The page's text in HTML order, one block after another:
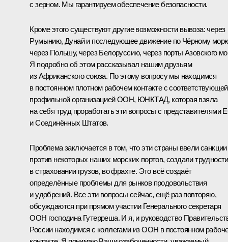
с зерном. Мы гарантируем обеспечение безопасности.
Кроме этого существуют другие возможности вывоза: через
Румынию, Дунай и последующее движение по Чёрному
через Польшу, через Белоруссию, через порты Азовского
Я подробно об этом рассказывал нашим друзьям
из Африканского союза. По этому вопросу мы находимся
в постоянном плотном рабочем контакте с соответствующей
профильной организацией ООН, ЮНКТАД, которая взяла
на себя труд проработать эти вопросы с представителями
и Соединённых Штатов.
Проблема заключается в том, что эти страны ввели санкции
против некоторых наших морских портов, создали трудности
в страховании грузов, во фрахте. Это всё создаёт
определённые проблемы для рынков продовольствия
и удобрений. Все эти вопросы сейчас, ещё раз повторяю,
обсуждаются при прямом участии Генерального секретаря
ООН господина Гутерреша. И я, и руководство
России находимся с коллегами из ООН в постоянном